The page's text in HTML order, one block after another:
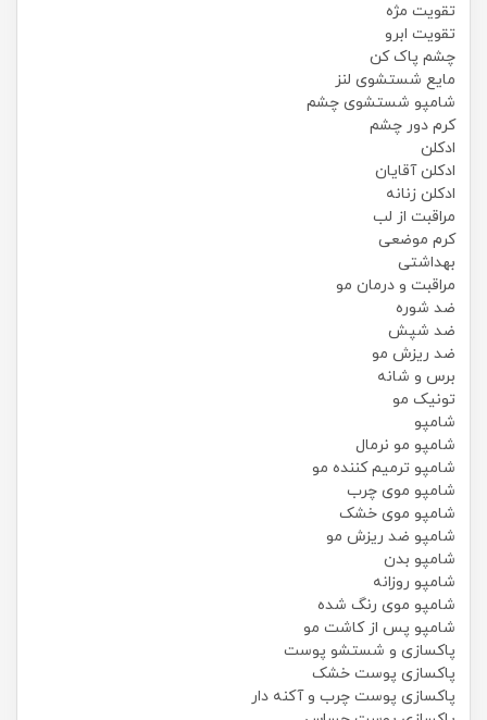
تقویت مژه
تقویت ابرو
چشم پاک کن
مایع شستشوی لنز
شامپو شستشوی چشم
کرم دور چشم
ادکلن
ادکلن آقایان
ادکلن زنانه
مراقبت از لب
کرم موضعی
بهداشتی
مراقبت و درمان مو
ضد شوره
ضد شپش
ضد ریزش مو
برس و شانه
تونیک مو
شامپو
شامپو مو نرمال
شامپو ترمیم کننده مو
شامپو موی چرب
شامپو موی خشک
شامپو ضد ریزش مو
شامپو بدن
شامپو روزانه
شامپو موی رنگ شده
شامپو پس از کاشت مو
پاکسازی و شستشو پوست
پاکسازی پوست خشک
پاکسازی پوست چرب و آکنه دار